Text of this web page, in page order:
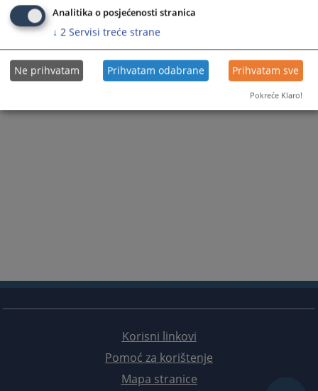
Korisni linkovi
Pomoć za korištenje
Mapa stranice
Analitika o posjećenosti stranica
↓ 2 Servisi treće strane
Ne prihvatam Prihvatam odabrane Prihvatam sve
Pokreće Klaro!